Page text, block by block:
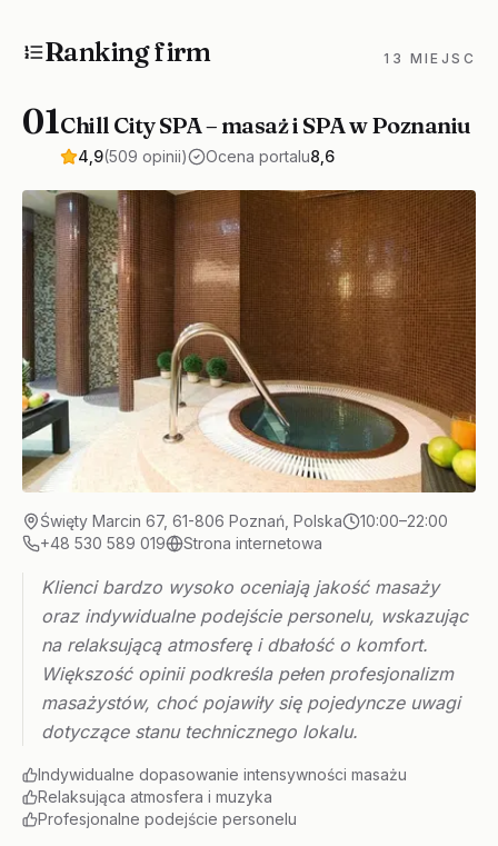
Ranking firm 13 MIEJSC
01Chill City SPA – masaż i SPA w Poznaniu
4,9(509 opinii) Ocena portalu8,6
Święty Marcin 67, 61-806 Poznań, Polska
10:00–22:00
+48 530 589 019
Strona internetowa
Klienci bardzo wysoko oceniają jakość masaży
oraz indywidualne podejście personelu, wskazując
na relaksującą atmosferę i dbałość o komfort.
Większość opinii podkreśla pełen profesjonalizm
masażystów, choć pojawiły się pojedyncze uwagi
dotyczące stanu technicznego lokalu.
Indywidualne dopasowanie intensywności masażu
Relaksująca atmosfera i muzyka
Profesjonalne podejście personelu